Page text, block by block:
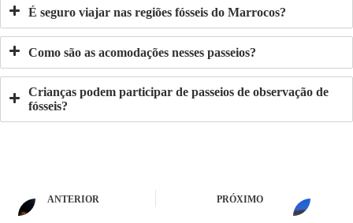
É seguro viajar nas regiões fósseis do Marrocos?
Como são as acomodações nesses passeios?
Crianças podem participar de passeios de observação de
fósseis?
ANTERIOR PRÓXIMO